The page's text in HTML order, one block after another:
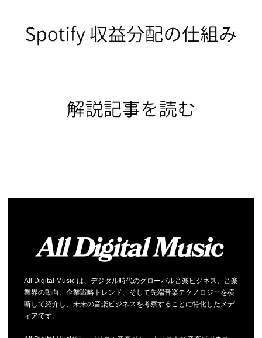
All Digital Music は、デジタル時代のグローバル音楽ビジネス、音楽
業界の動向、企業戦略トレンド、そして先端音楽テクノロジーを横
断して紹介し、未来の音楽ビジネスを考察することに特化したメデ
ィアです。